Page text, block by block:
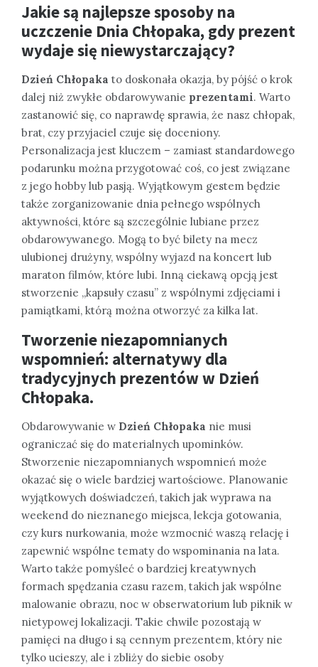
Jakie są najlepsze sposoby na
uczczenie Dnia Chłopaka, gdy prezent
wydaje się niewystarczający?
Dzień Chłopaka to doskonała okazja, by pójść o krok
dalej niż zwykłe obdarowywanie prezentami. Warto
zastanowić się, co naprawdę sprawia, że nasz chłopak,
brat, czy przyjaciel czuje się doceniony.
Personalizacja jest kluczem – zamiast standardowego
podarunku można przygotować coś, co jest związane
z jego hobby lub pasją. Wyjątkowym gestem będzie
także zorganizowanie dnia pełnego wspólnych
aktywności, które są szczególnie lubiane przez
obdarowywanego. Mogą to być bilety na mecz
ulubionej drużyny, wspólny wyjazd na koncert lub
maraton filmów, które lubi. Inną ciekawą opcją jest
stworzenie „kapsuły czasu” z wspólnymi zdjęciami i
pamiątkami, którą można otworzyć za kilka lat.
Tworzenie niezapomnianych
wspomnień: alternatywy dla
tradycyjnych prezentóww Dzień
Chłopaka.
Obdarowywanie w Dzień Chłopaka nie musi
ograniczać się do materialnych upominków.
Stworzenie niezapomnianych wspomnień może
okazać się o wiele bardziej wartościowe. Planowanie
wyjątkowych doświadczeń, takich jak wyprawa na
weekend do nieznanego miejsca, lekcja gotowania,
czy kurs nurkowania, może wzmocnić waszą relację i
zapewnić wspólne tematy do wspominania na lata.
Warto także pomyśleć o bardziej kreatywnych
formach spędzania czasu razem, takich jak wspólne
malowanie obrazu, noc w obserwatorium lub piknik w
nietypowej lokalizacji. Takie chwile pozostają w
pamięci na długo i są cennym prezentem, który nie
tylko ucieszy, ale i zbliży do siebie osoby